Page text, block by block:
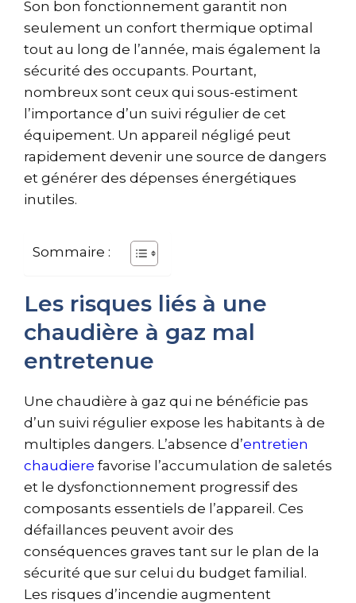
Son bon fonctionnement garantit non
seulement un confort thermique optimal
tout au long de l’année, mais également la
sécurité des occupants. Pourtant,
nombreux sont ceux qui sous-estiment
l’importance d’un suivi régulier de cet
équipement. Un appareil négligé peut
rapidement devenir une source de dangers
et générer des dépenses énergétiques
inutiles.
Sommaire :
Les risques liés à une
chaudière à gaz mal
entretenue
Une chaudière à gaz qui ne bénéficie pas
d’un suivi régulier expose les habitants à de
multiples dangers. L’absence d’entretien
chaudiere favorise l’accumulation de saletés
et le dysfonctionnement progressif des
composants essentiels de l’appareil. Ces
défaillances peuvent avoir des
conséquences graves tant sur le plan de la
sécurité que sur celui du budget familial.
Les risques d’incendie augmentent